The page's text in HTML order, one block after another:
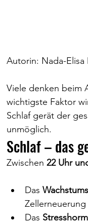
Autorin: Nada-
Viele denken beim
wichtigste Faktor
Schlaf gerät der
unmöglich.
Schlaf – das
Zwischen 22 Uhr
Das
Das